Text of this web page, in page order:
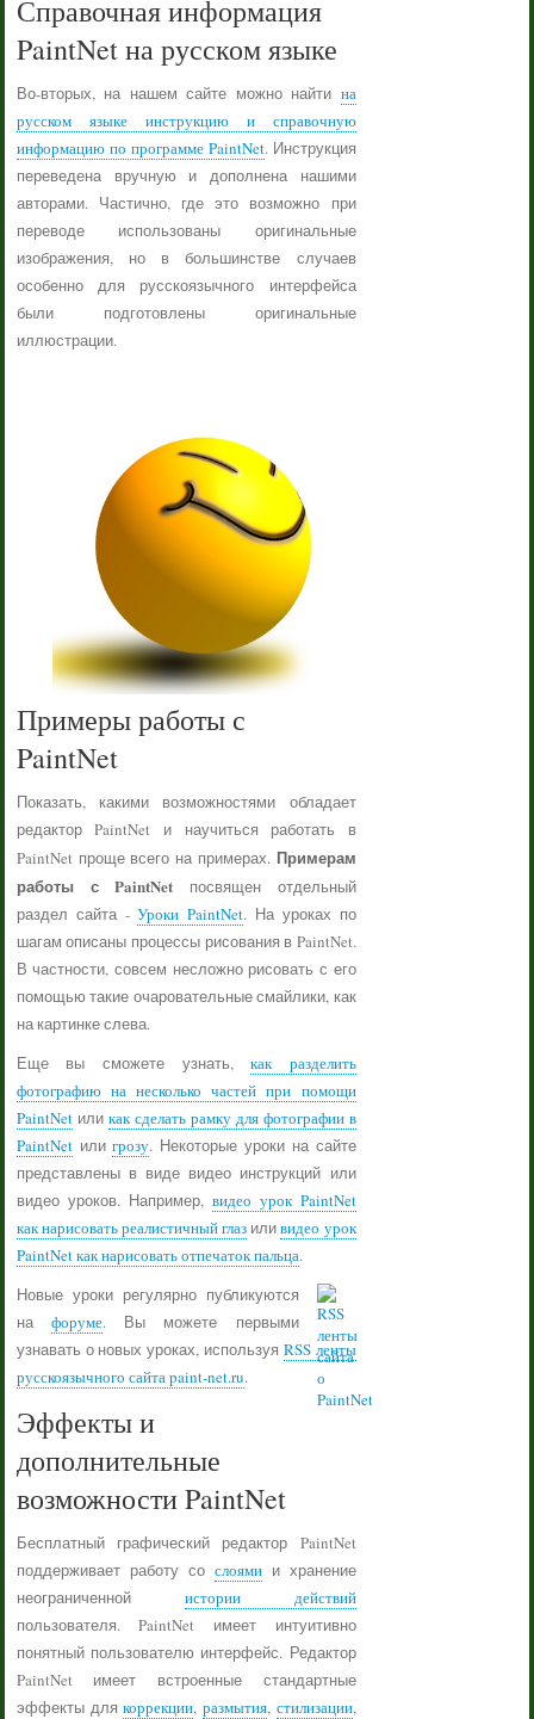
Справочная информация
PaintNet на русском языке
Во-вторых, на нашем сайте можно найти на
русском языке инструкцию и справочную
информацию по программе PaintNet. Инструкция
переведена вручную и дополнена нашими
авторами. Частично, где это возможно при
переводе использованы оригинальные
изображения, но в большинстве случаев
особенно для русскоязычного интерфейса
были подготовлены оригинальные
иллюстрации.
Примеры работы с
PaintNet
Показать, какими возможностями обладает
редактор PaintNet и научиться работать в
PaintNet проще всего на примерах. Примерам
работы с PaintNet посвящен отдельный
раздел сайта -Уроки PaintNet. На уроках по
шагам описаны процессы рисования в PaintNet.
В частности, совсем несложно рисовать с его
помощью такие очаровательные смайлики, как
на картинке слева.
Еще вы сможете узнать,как разделить
фотографию на несколько частей при помощи
PaintNetили как сделать рамку для фотографии в
PaintNetилигрозу. Некоторые уроки на сайте
представлены в виде видео инструкций или
видео уроков. Например, видео урок PaintNet
как нарисовать реалистичный глаз иливидео урок
PaintNet как нарисовать отпечаток пальца.
Новые уроки регулярно публикуются
нафоруме. Вы можете первыми
узнавать о новых уроках, используя RSS ленты
русскоязычного сайта paint-net.ru.
Эффекты и
дополнительные
возможности PaintNet
Бесплатный графический редактор PaintNet
поддерживает работу со слоямии хранение
неограниченной истории действий
пользователя. PaintNet имеет интуитивно
понятный пользователю интерфейс. Редактор
PaintNet имеет встроенные стандартные
эффекты длякоррекции, размытия, стилизации,